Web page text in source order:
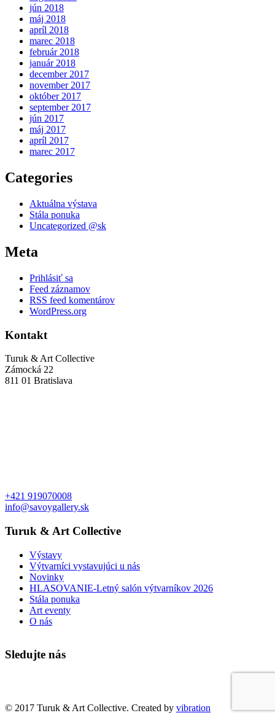
jún 2018
máj 2018
apríl 2018
marec 2018
február 2018
január 2018
december 2017
november 2017
október 2017
september 2017
jún 2017
máj 2017
apríl 2017
marec 2017
Categories
Aktuálna výstava
Stála ponuka
Uncategorized @sk
Meta
Prihlásiť sa
Feed záznamov
RSS feed komentárov
WordPress.org
Kontakt
Turuk & Art Collective
Zámocká 22
811 01 Bratislava
+421 919070008
info@savoygallery.sk
Turuk & Art Collective
Výstavy
Výtvarníci vystavujúci u nás
Novinky
HLASOVANIE-Letný salón výtvarníkov 2026
Stála ponuka
Art eventy
O nás
Sledujte nás
© 2017 Turuk & Art Collective. Created by vibration